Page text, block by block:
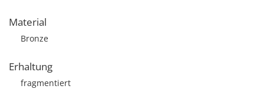
Material
Bronze
Erhaltung
fragmentiert